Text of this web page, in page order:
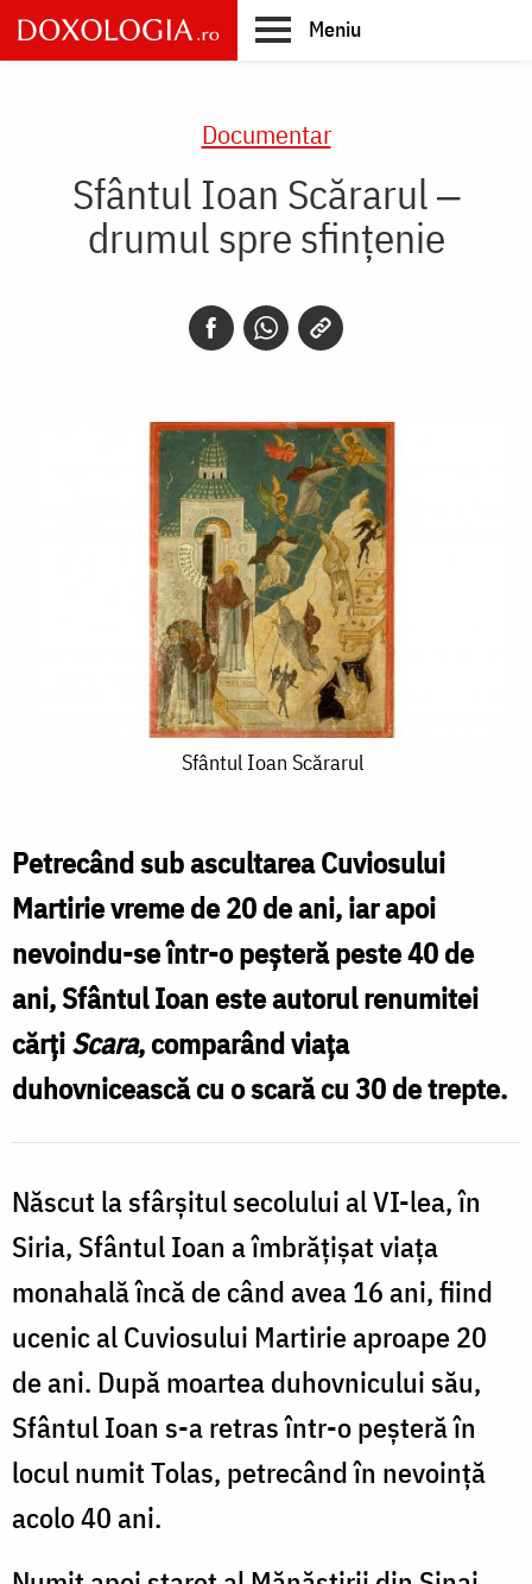
Skip
to
main
Meniu
Documentar
Sfântul Ioan Scărarul ‒
drumul spre sfințenie
Scărarul
Sfântul Ioan Scărarul
Petrecând sub ascultarea Cuviosului
Martirie vreme de 20 de ani, iar apoi
nevoindu-se într-o peșteră peste 40 de
ani, Sfântul Ioan este autorul renumitei
cărțiScara, comparând viața
duhovnicească cu o scară cu 30 de trepte.
Născut la sfârșitul secolului al VI-lea, în
Siria, Sfântul Ioan a îmbrățișat viața
monahală încă de când avea 16 ani, fiind
ucenic al Cuviosului Martirie aproape 20
de ani. După moartea duhovnicului său,
Sfântul Ioan s-a retras într-o peșteră în
locul numit Tolas, petrecând în nevoință
acolo 40 ani.